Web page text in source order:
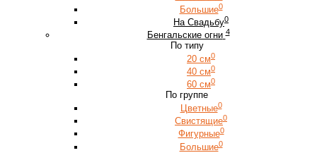
Большие0
На Свадьбу0
Бенгальские огни 4
По типу
20 см0
40 см0
60 см0
По группе
Цветные0
Свистящие0
Фигурные0
Большие0